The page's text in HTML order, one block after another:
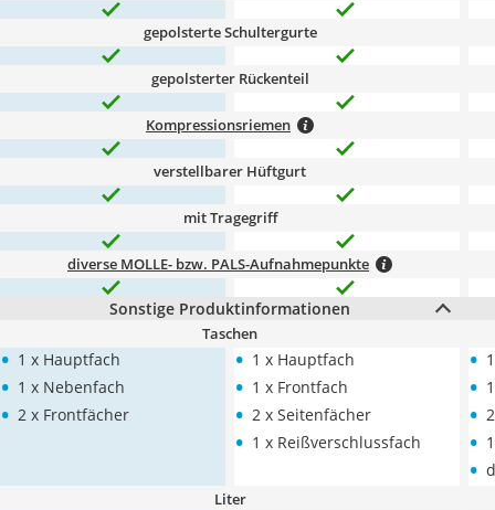
gepolsterte Schultergurte
gepolsterter Rückenteil
Kompressionsriemen
verstellbarer Hüftgurt
mit Tragegriff
diverse MOLLE- bzw. PALS-Aufnahmepunkte
Sonstige Produktinformationen
Taschen
• 1 x Hauptfach
• 1 x Nebenfach
• 2 x Frontfächer
• 1 x Hauptfach
• 1 x Frontfach
• 2 x Seitenfächer
• 1 x Reißverschlussfach
•
•
•
•
•
Liter